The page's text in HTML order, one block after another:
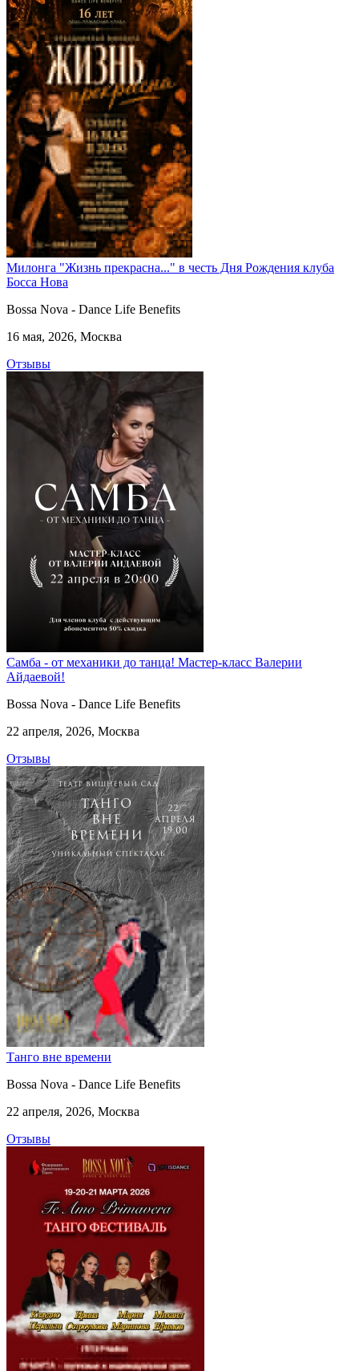
Милонга "Жизнь прекрасна..." в честь Дня Рождения клуба
Босса Нова
Bossa Nova - Dance Life Benefits
16 мая, 2026, Москва
Отзывы
Самба - от механики до танца! Мастер-класс Валерии
Айдаевой!
Bossa Nova - Dance Life Benefits
22 апреля, 2026, Москва
Отзывы
Танго вне времени
Bossa Nova - Dance Life Benefits
22 апреля, 2026, Москва
Отзывы